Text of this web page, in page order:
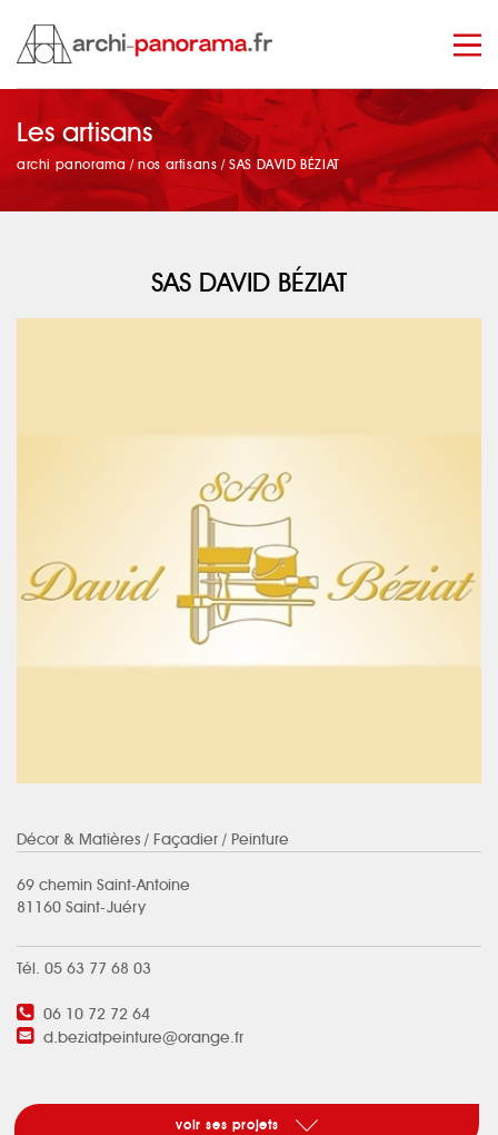
manage_search
Les artisans
archi panorama /nos artisans /SAS DAVID BÉZIAT
SAS DAVID BÉZIAT
Décor & Matières / Façadier / Peinture
69 chemin Saint-Antoine
81160 Saint-Juéry
Tél. 05 63 77 68 03
06 10 72 72 64
d.beziatpeinture@orange.fr
voir ses projets